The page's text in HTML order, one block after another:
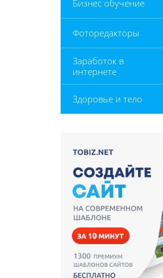
Бизнес обучение
Фоторедакторы
Заработок в
интернете
Здоровье и тело